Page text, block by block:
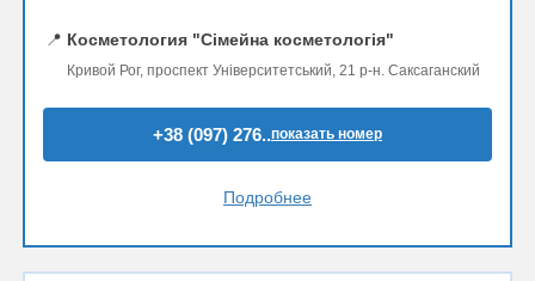
📍 Косметология "Сімейна косметологія"
Кривой Рог, проспект Університетський, 21 р-н. Саксаганский
+38 (097) 276..показать номер
Подробнее